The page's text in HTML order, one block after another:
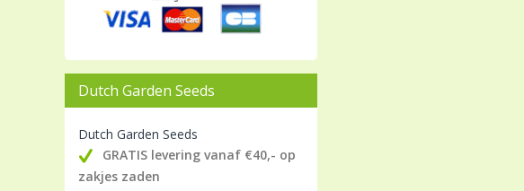
Dutch Garden Seeds
Dutch Garden Seeds
GRATIS levering vanaf €40,- op
zakjes zaden